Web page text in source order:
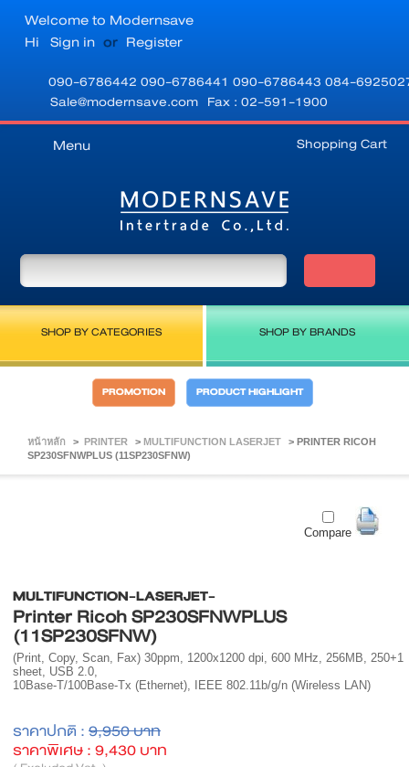
Welcome to Modernsave
Hi Sign in or Register
090-6786442 090-6786441 090-6786443 084-
Sale@modernsave.com Fax : 02-591-1900
Shopping Cart
Menu
SHOP BY CATEGORIES SHOP BY BRANDS
PROMOTION PRODUCT HIGHLIGHT
หน้าหลัก > PRINTER > MULTIFUNCTION LASERJET > PRINTER RICOH
SP230SFNWPLUS (11SP230SFNW)
Compare
MULTIFUNCTION-LASERJET-
Printer Ricoh SP230SFNWPLUS
(11SP230SFNW)
(Print, Copy, Scan, Fax) 30ppm, 1200x1200 dpi, 600 MHz, 256MB, 250+1
sheet, USB 2.0,
10Base-T/100Base-Tx (Ethernet), IEEE 802.11b/g/n (Wireless LAN)
ราคาปกติ : 9,950 บาท
ราคาพิเศษ : 9,430 บาท